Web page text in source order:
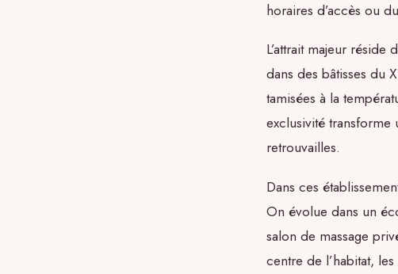
horaires d’accès ou
L’attrait majeur réside
dans des bâtisses du
tamisées à la
exclusivité
retrouvailles.
Dans ces
On évolue dans un
salon de massage
centre de l’habitat,